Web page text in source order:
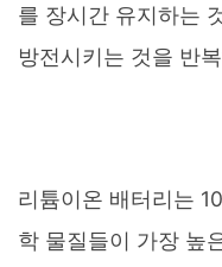
를 장시간 유지하는
방전시키는 것을 반
리튬이온 배터리는
학 물질들이 가장 높